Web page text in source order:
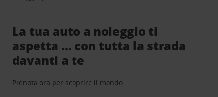
La tua auto a noleggio ti
aspetta … con tutta la strada
davanti a te
Prenota ora per scoprire il mondo.